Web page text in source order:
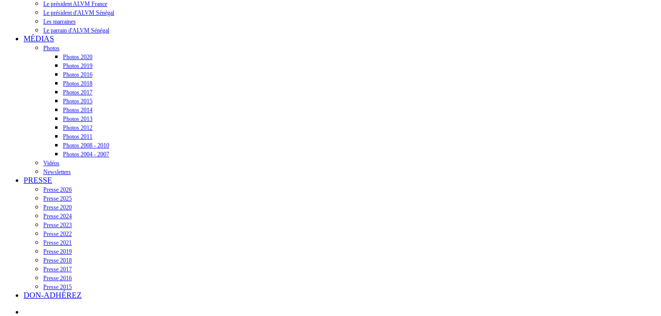
Le président ALVM France
Le président d'ALVM Sénégal
Les marraines
Le parrain d'ALVM Sénégal
MÉDIAS
Photos
Photos 2020
Photos 2019
Photos 2016
Photos 2018
Photos 2017
Photos 2015
Photos 2014
Photos 2013
Photos 2012
Photos 2011
Photos 2008 - 2010
Photos 2004 - 2007
Vidéos
Newsletters
PRESSE
Presse 2026
Presse 2025
Presse 2020
Presse 2024
Presse 2023
Presse 2022
Presse 2021
Presse 2019
Presse 2018
Presse 2017
Presse 2016
Presse 2015
DON-ADHÉREZ